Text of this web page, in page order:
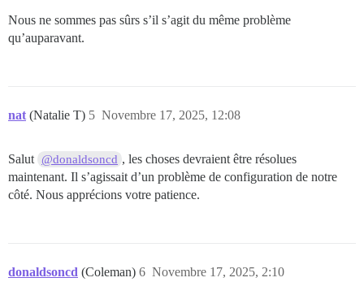
Nous ne sommes pas sûrs s’il s’agit du même problème
qu’auparavant.
nat (Natalie T) Novembre 17, 2025, 12:08
5
Salut @donaldsoncd , les choses devraient être résolues
maintenant. Il s’agissait d’un problème de configuration de notre
côté. Nous apprécions votre patience.
donaldsoncd (Coleman) Novembre 17, 2025, 2:10
6